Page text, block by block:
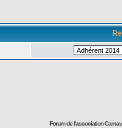
Forum de l'association